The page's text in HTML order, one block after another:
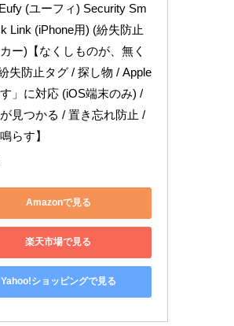
(ユーフィ) Security Sm
Link (iPhone用) (紛失防止
ー)【なくしものが、無く
失防止タグ / 探し物 / Apple
」に対応 (iOS端末のみ) /
見つかる / 置き忘れ防止 /
らす】
Amazonで見る
楽天市場で見る
Yahoo!ショッピングで見る